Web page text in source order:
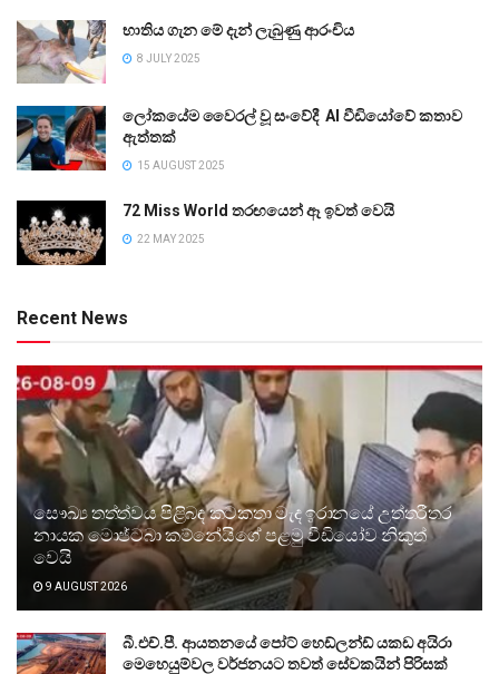
භාතිය ගැන මේ දැන් ලැබුණු ආරංචිය
8 JULY 2025
ලෝකයේම වෛරල් වූ සංවේදී AI වීඩියෝවේ කතාව
ඇත්තක්
15 AUGUST 2025
72 Miss World තරඟයෙන් ඈ ඉවත් වෙයි
22 MAY 2025
Recent News
සෞඛ්‍ය තත්ත්වය පිළිබඳ කටකතා මැද ඉරානයේ උත්තරීතර
නායක මොජ්ටබා කම්නේයිගේ පළමු වීඩියෝව නිකුත්
වෙයි
9 AUGUST 2026
බී.එච්.පී. ආයතනයේ පෝට් හෙඩ්ලන්ඩ් යකඩ අයිරා
මෙහෙයුම්වල වර්ජනයට තවත් සේවකයින් පිරිසක්